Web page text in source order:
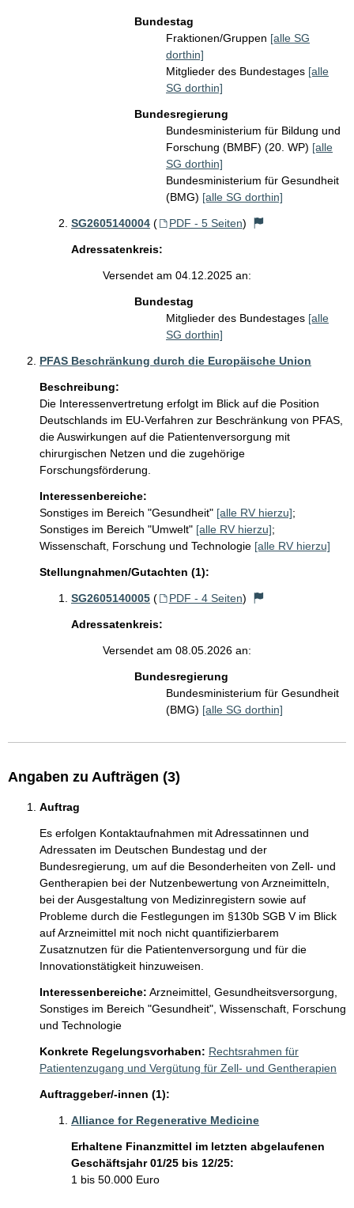
Bundestag
Fraktionen/Gruppen [alle SG
dorthin]
Mitglieder des Bundestages [alle
SG dorthin]
Bundesregierung
Bundesministerium für Bildung und
Forschung (BMBF) (20. WP) [alle
SG dorthin]
Bundesministerium für Gesundheit
(BMG) [alle SG dorthin]
SG2605140004 ( PDF - 5 Seiten)
Adressatenkreis:
Versendet am 04.12.2025 an:
Bundestag
Mitglieder des Bundestages [alle
SG dorthin]
PFAS Beschränkung durch die Europäische Union
Beschreibung:
Die Interessenvertretung erfolgt im Blick auf die Position
Deutschlands im EU-Verfahren zur Beschränkung von PFAS,
die Auswirkungen auf die Patientenversorgung mit
chirurgischen Netzen und die zugehörige
Forschungsförderung.
Interessenbereiche:
Sonstiges im Bereich "Gesundheit" [alle RV hierzu];
Sonstiges im Bereich "Umwelt" [alle RV hierzu];
Wissenschaft, Forschung und Technologie [alle RV hierzu]
Stellungnahmen/Gutachten (1):
SG2605140005 ( PDF - 4 Seiten)
Adressatenkreis:
Versendet am 08.05.2026 an:
Bundesregierung
Bundesministerium für Gesundheit
(BMG) [alle SG dorthin]
Angaben zu Aufträgen (3)
Auftrag
Es erfolgen Kontaktaufnahmen mit Adressatinnen und
Adressaten im Deutschen Bundestag und der
Bundesregierung, um auf die Besonderheiten von Zell- und
Gentherapien bei der Nutzenbewertung von Arzneimitteln,
bei der Ausgestaltung von Medizinregistern sowie auf
Probleme durch die Festlegungen im §130b SGB V im Blick
auf Arzneimittel mit noch nicht quantifizierbarem
Zusatznutzen für die Patientenversorgung und für die
Innovationstätigkeit hinzuweisen.
Interessenbereiche: Arzneimittel, Gesundheitsversorgung,
Sonstiges im Bereich "Gesundheit", Wissenschaft, Forschung
und Technologie
Konkrete Regelungsvorhaben: Rechtsrahmen für
Patientenzugang und Vergütung für Zell- und Gentherapien
Auftraggeber/-innen (1):
Alliance for Regenerative Medicine
Erhaltene Finanzmittel im letzten abgelaufenen
Geschäftsjahr 01/25 bis 12/25:
1 bis 50.000 Euro